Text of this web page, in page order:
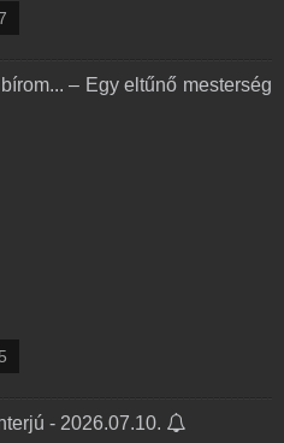
– Egy eltűnő mesterség
- 2026.07.10.